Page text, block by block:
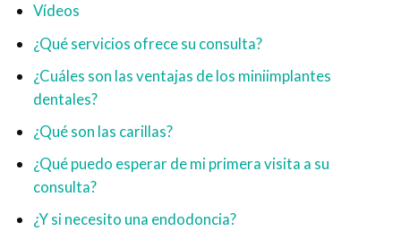
Vídeos
¿Qué servicios ofrece su consulta?
¿Cuáles son las ventajas de los miniimplantes
dentales?
¿Qué son las carillas?
¿Qué puedo esperar de mi primera visita a su
consulta?
¿Y si necesito una endodoncia?